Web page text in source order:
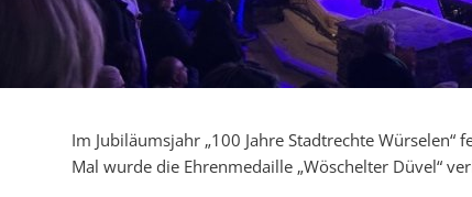
Im Jubiläumsjahr „100 Jahre Stadtrechte
Mal wurde die Ehrenmedaille „Wöschelter Düvel“